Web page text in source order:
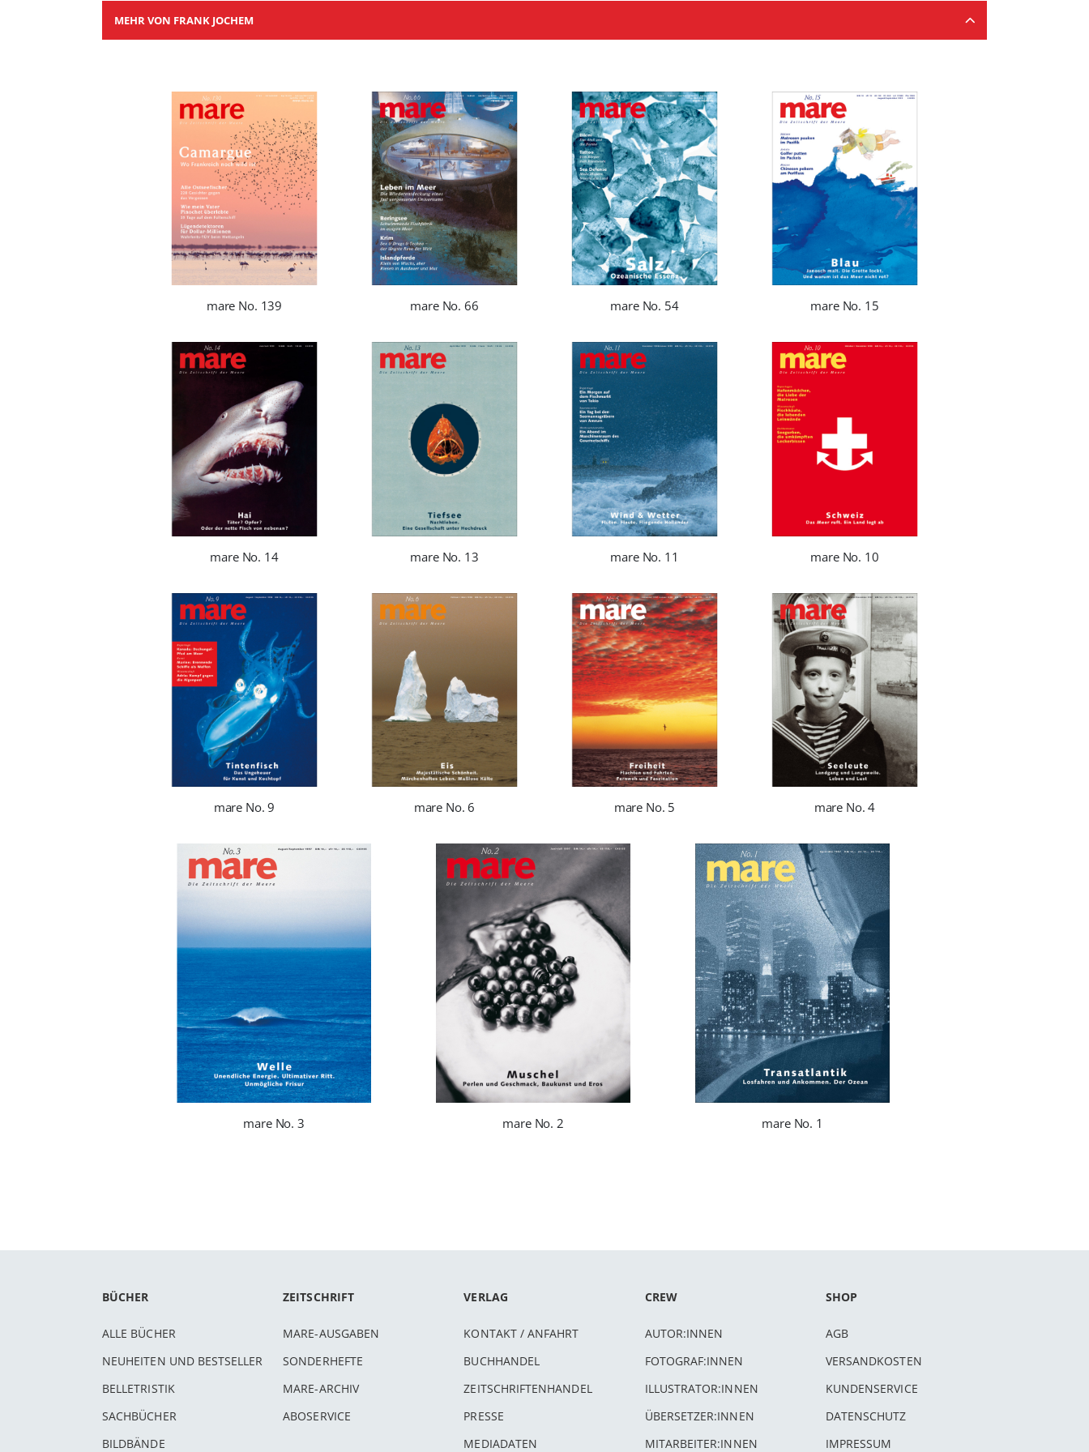
MEHR VON FRANK JOCHEM
mare No. 139 mare No. 66 mare No. 54 mare No. 15
mare No. 14 mare No. 13 mare No. 11 mare No. 10
mare No. 9 mare No. 6 mare No. 5 mare No. 4
mare No. 3 mare No. 2 mare No. 1
BÜCHER
ALLE BÜCHER
NEUHEITEN UND BESTSELLER
BELLETRISTIK
SACHBÜCHER
BILDBÄNDE
ZEITSCHRIFT
MARE-AUSGABEN
SONDERHEFTE
MARE-ARCHIV
ABOSERVICE
VERLAG
KONTAKT / ANFAHRT
BUCHHANDEL
ZEITSCHRIFTENHANDEL
PRESSE
MEDIADATEN
CREW
AUTOR:INNEN
FOTOGRAF:INNEN
ILLUSTRATOR:INNEN
ÜBERSETZER:INNEN
MITARBEITER:INNEN
SHOP
AGB
VERSANDKOSTEN
KUNDENSERVICE
DATENSCHUTZ
IMPRESSUM